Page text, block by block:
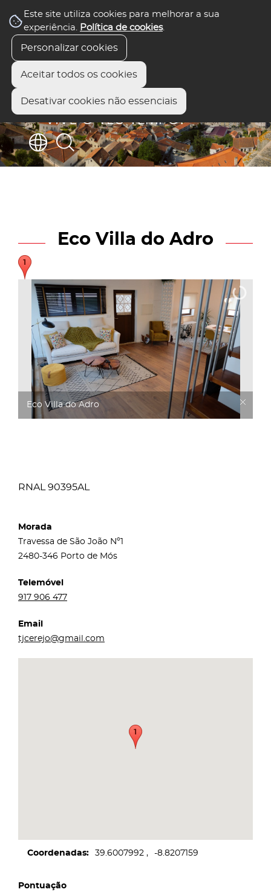
Este site utiliza cookies para melhorar a sua
experiência. Política de cookies.
Personalizar cookies
Aceitar todos os cookies
Desativar cookies não essenciais
Eco Villa do Adro
Eco Villa do Adro
RNAL 90395AL
Morada
Travessa de São João Nº1
2480-346 Porto de Mós
Telemóvel
917 906 477
Email
tjcerejo@gmail.com
Coordenadas 39.6007992 -8.8207159
Pontuação